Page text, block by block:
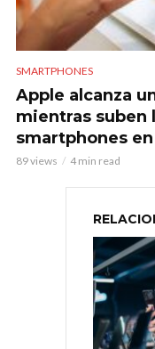
SMARTPHONES
Apple alcanza
mientras suben
smartphones
89 views 4 min read